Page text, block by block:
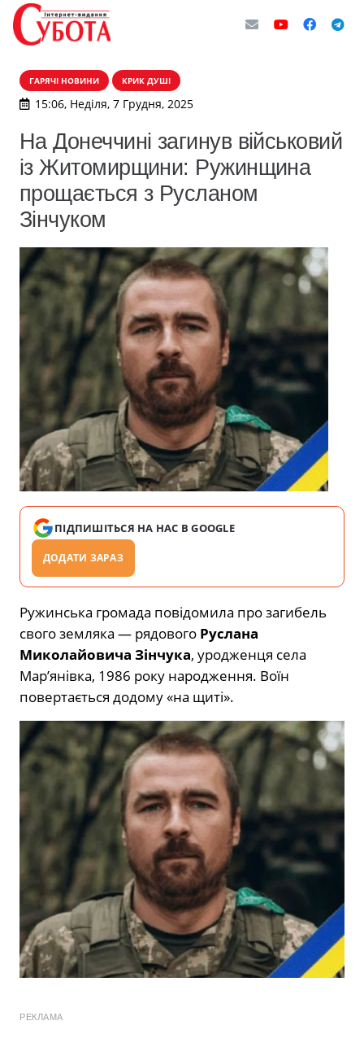
ГАРЯЧІ НОВИНИ КРИК ДУШІ
15:06, Неділя, 7 Грудня, 2025
На Донеччині загинув військовий
із Житомирщини: Ружинщина
прощається з Русланом
Зінчуком
ПІДПИШІТЬСЯ НА НАС В GOOGLE
ДОДАТИ ЗАРАЗ
Ружинська громада повідомила про загибель
свого земляка — рядового Руслана
Миколайовича Зінчука, уродженця села
Мар’янівка, 1986 року народження. Воїн
повертається додому «на щиті».
РЕКЛАМА